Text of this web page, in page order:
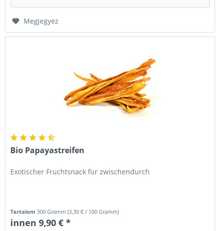
Megjegyez
Bio Papayastreifen
Exotischer Fruchtsnack für zwischendurch
Tartalom300 Gramm(3,30 € / 100 Gramm)
innen 9,90 € *